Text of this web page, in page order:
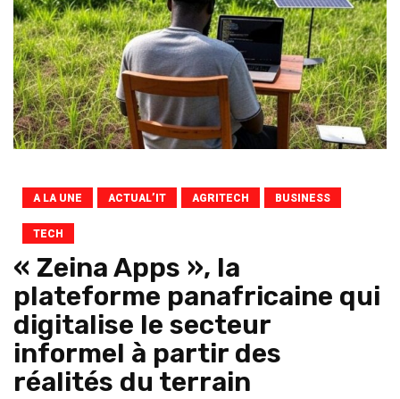
A LA UNE ACTUAL’IT AGRITECH BUSINESS
TECH
« Zeina Apps », la
plateforme panafricaine qui
digitalise le secteur
informel à partir des
réalités du terrain